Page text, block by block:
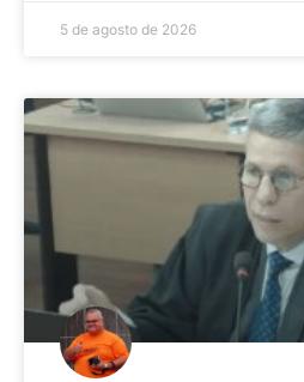
5 de agosto de 2026